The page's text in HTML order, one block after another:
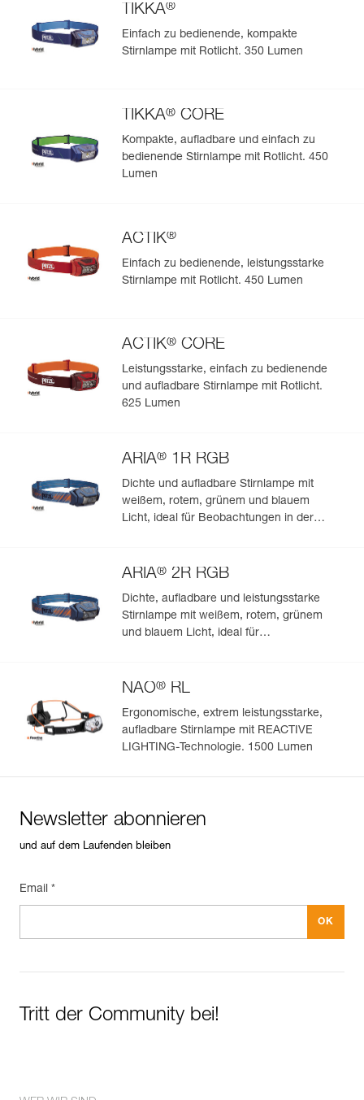
TIKKA®
Einfach zu bedienende, kompakte
Stirnlampe mit Rotlicht. 350 Lumen
TIKKA® CORE
Kompakte, aufladbare und einfach zu
bedienende Stirnlampe mit Rotlicht. 450
Lumen
ACTIK®
Einfach zu bedienende, leistungsstarke
Stirnlampe mit Rotlicht. 450 Lumen
ACTIK® CORE
Leistungsstarke, einfach zu bedienende
und aufladbare Stirnlampe mit Rotlicht.
625 Lumen
ARIA® 1R RGB
Dichte und aufladbare Stirnlampe mit
weißem, rotem, grünem und blauem
Licht, ideal für Beobachtungen in der
ARIA® 2R RGB
Dichte, aufladbare und leistungsstarke
Stirnlampe mit weißem, rotem, grünem
und blauem Licht, ideal für
NAO® RL
Ergonomische, extrem leistungsstarke,
aufladbare Stirnlampe mit REACTIVE
LIGHTING-Technologie. 1500 Lumen
Newsletter abonnieren
und auf dem Laufenden bleiben
Email *
Tritt der Community bei!